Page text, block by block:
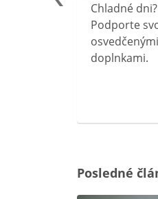
Chladné
Podporte
doplnkami.
Posledné